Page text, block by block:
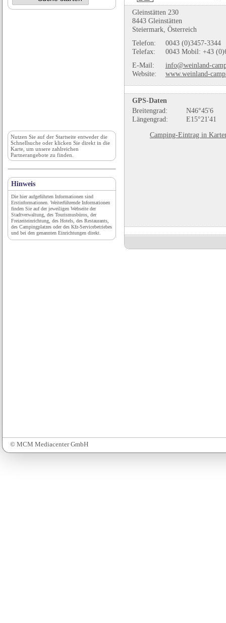
Gleinstätten 230
8443 Gleinstätten
Steiermark, Österreich
Telefon:
0043 (0)3457-3344
Telefax:
0043 Mobil: +43
E-Mail:
info@weinland-
Website:
www.weinland-
GPS-Daten
Breitengrad:
N46°45'6
Längengrad:
E15°21'41
Camping-Eintrag in
© MCM Mediacenter GmbH
Nutzen Sie auf der Startseite entweder die
Schnellsuche oder klicken Sie direkt in die
Karte, um unsere zahlreichen
Partnerangebote zu finden.
Hinweis
Die hier aufgeführten Informationen sind
Erstinformationen. Weiterführende Informationen
finden Sie auf der jeweiligen Webseite der
Stadtverwaltung, des Tourismusbüros, der
Freizeiteinrichtung, des Hotels, des Restaurants,
des Campingplatzes oder des Kfz-Servicebetriebes
und bei den genannten Einrichtungen direkt.